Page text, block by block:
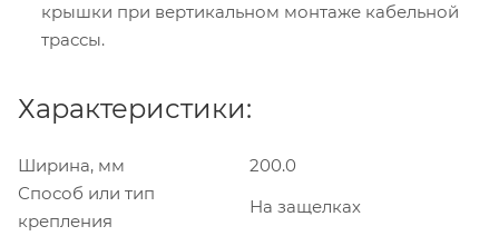
крышки при вертикальном монтаже кабельной
трассы.
Характеристики:
Ширина, мм
200.0
Способ или тип
крепления
На защелках